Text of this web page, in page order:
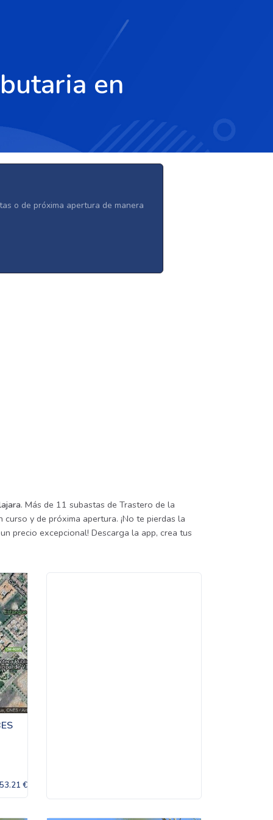
en
o de próxima apertura de manera
. Más de 11 subastas de Trastero de la
y de próxima apertura. ¡No te pierdas la
precio excepcional! Descarga la app, crea tus
€